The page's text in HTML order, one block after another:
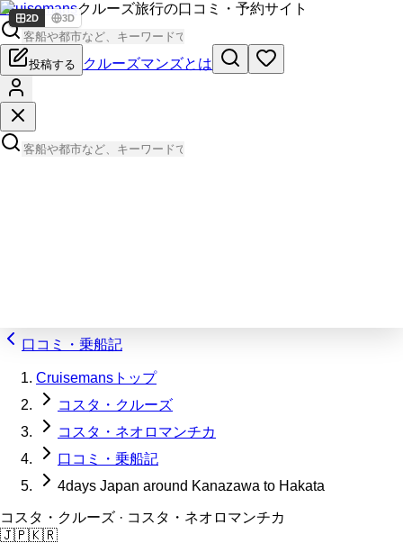
Cruisemansクルーズ旅行の口コミ・予約サイト
投稿する クルーズマンズとは
口コミ・乗船記
Cruisemansトップ
コスタ・クルーズ
コスタ・ネオロマンチカ
口コミ・乗船記
4days Japan around Kanazawa to Hakata
コスタ・クルーズ · コスタ・ネオロマンチカ
🇯🇵🇰🇷
2D 3D